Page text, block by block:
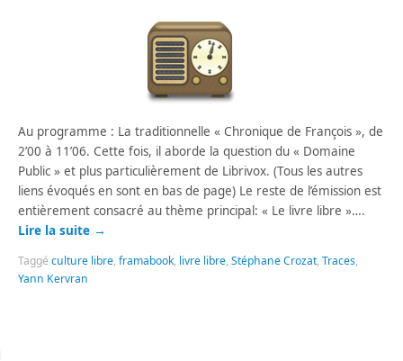
Au programme : La traditionnelle « Chronique de François », de
2’00 à 11’06. Cette fois, il aborde la question du « Domaine
Public » et plus particulièrement de Librivox. (Tous les autres
liens évoqués en sont en bas de page) Le reste de l’émission est
entièrement consacré au thème principal: « Le livre libre »….
Lire la suite →
Taggéculture libre,framabook, livre libre,Stéphane Crozat,Traces,
Yann Kervran